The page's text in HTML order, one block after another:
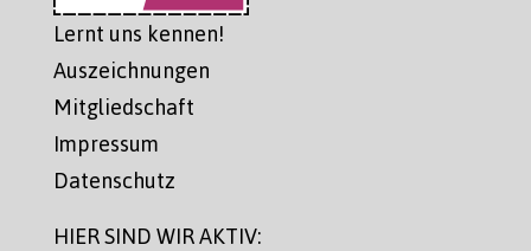
Lernt uns kennen!
Auszeichnungen
Mitgliedschaft
Impressum
Datenschutz
HIER SIND WIR AKTIV: